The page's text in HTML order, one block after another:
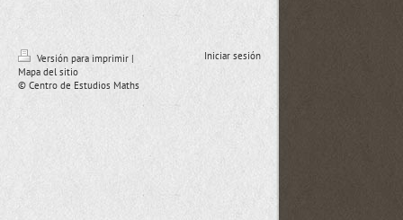
Versión para imprimir |
Mapa del sitio
© Centro de Estudios Maths
Iniciar sesión